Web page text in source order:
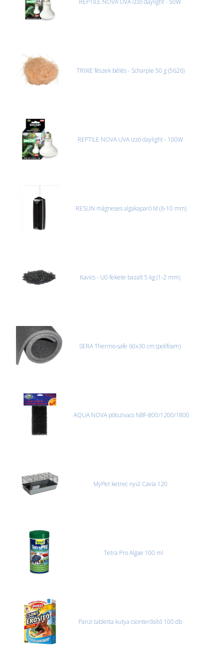
REPTILE NOVA UVA izzó daylight - 50W
TRIXIE fészek bélés - Scharpie 50 g (5626)
REPTILE NOVA UVA izzó daylight - 100W
RESUN mágneses algakaparó M (6-10 mm)
Kavics - U0 fekete bazalt 5 kg (1-2 mm)
SERA Thermo-safe 60x30 cm (polifoam)
AQUA NOVA pótszivacs NBF-800/1200/1800
MyPet ketrec nyúl Cavia 120
Tetra Pro Algae 100 ml
Panzi tabletta kutya csonterősítő 100 db